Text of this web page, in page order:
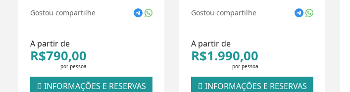
Gostou compartilhe
A partir de
R$790,00
por pessoa
INFORMAÇÕES E RESERVAS
Gostou compartilhe
A partir de
R$1.990,00
por pessoa
INFORMAÇÕES E RESERVAS